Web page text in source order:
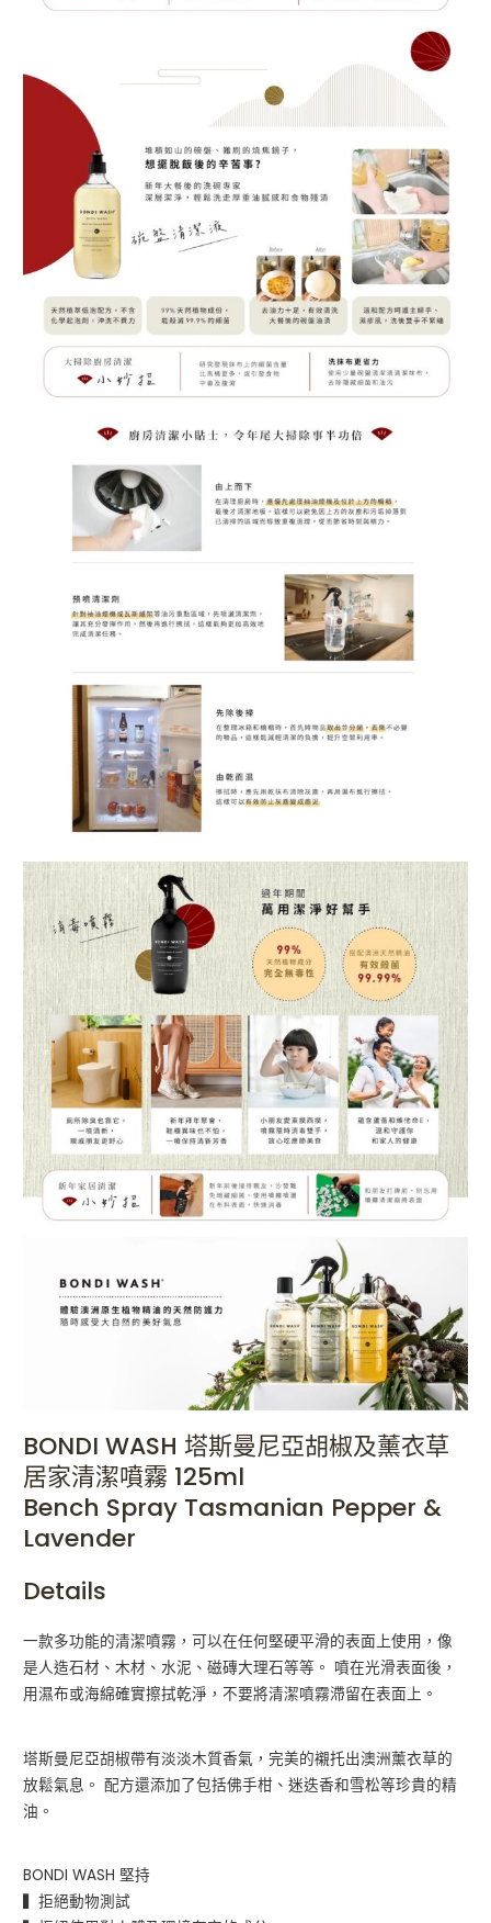
BONDI WASH 塔斯曼尼亞胡椒及薰衣草
居家清潔噴霧 125ml
Bench Spray Tasmanian Pepper &
Lavender
Details
一款多功能的清潔噴霧，可以在任何堅硬平滑的表面上使用，像
是人造石材、木材、水泥、磁磚大理石等等。 噴在光滑表面後，
用濕布或海綿確實擦拭乾淨，不要將清潔噴霧滯留在表面上。
塔斯曼尼亞胡椒帶有淡淡木質香氣，完美的襯托出澳洲薰衣草的
放鬆氣息。 配方還添加了包括佛手柑、迷迭香和雪松等珍貴的精
油。
BONDI WASH 堅持
▍拒絕動物測試